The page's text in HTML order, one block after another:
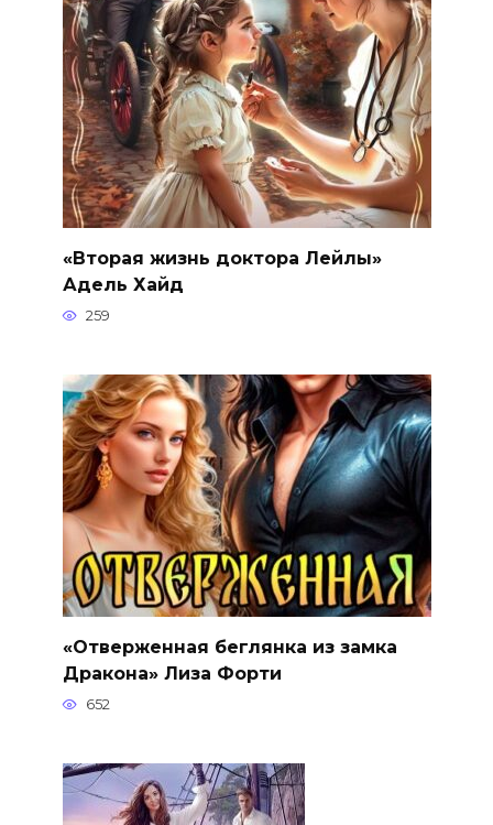
«Вторая жизнь доктора Лейлы»
Адель Хайд
259
«Отверженная беглянка из замка
Дракона» Лиза Форти
652